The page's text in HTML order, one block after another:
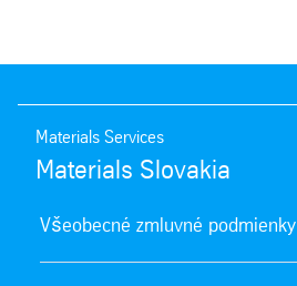
Materials Services
Materials Slovakia
Všeobecné zmluvné podmienky